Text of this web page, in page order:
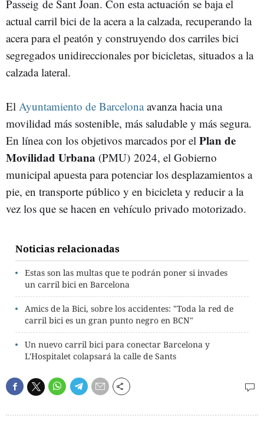
Passeig de Sant Joan. Con esta actuación se baja el
actual carril bici de la acera a la calzada, recuperando la
acera para el peatón y construyendo dos carriles bici
segregados unidireccionales por bicicletas, situados a la
calzada lateral.
El Ayuntamiento de Barcelonaavanza hacia una
movilidad más sostenible, más saludable y más segura.
En línea con los objetivos marcados por el Plan de
Movilidad Urbana (PMU) 2024, el Gobierno
municipal apuesta para potenciar los desplazamientos a
pie, en transporte público y en bicicleta y reducir a la
vez los que se hacen en vehículo privado motorizado.
Noticias relacionadas
Estas son las multas que te podrán poner si invades
un carril bici en Barcelona
Amics de la Bici, sobre los accidentes: "Toda la red de
carril bici es un gran punto negro en BCN"
Un nuevo carril bici para conectar Barcelona y
L'Hospitalet colapsará la calle de Sants